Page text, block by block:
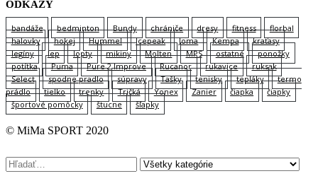
ODKAZY
bandáže bedminton Bundy chrániče dresy fitness
florbal
halovky
hokej Hummel Icepeak Joma Kempa
kraťasy
legíny
lep lopty mikiny Molten MPS ostatné
ponožky
potítka
Puma Pure 2 Improve Rucanor rukavice
ruksak
Select
spodne pradlo súpravy Tašky tenisky tepláky
termo
prádlo
tielko trenky Tričká Yonex Zanier čiapka
čiapky
športové pomôcky
štucne šľapky
© MiMa SPORT 2020